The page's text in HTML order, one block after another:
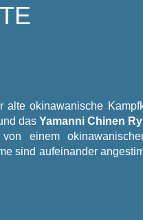
alte okinawanische
das Yamanni Chinen
einem
sind aufeinander